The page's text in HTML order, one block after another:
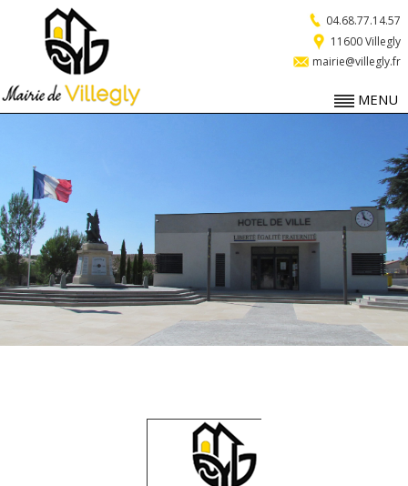
11600 Villegly
04.68.77.14.57
mairie@villegly.fr
MENU